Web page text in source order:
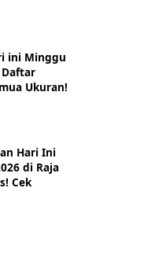
ini Minggu
Ukuran!
Hari Ini
di Raja
Cek